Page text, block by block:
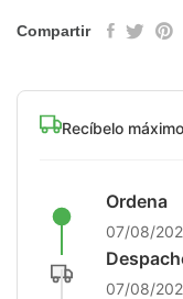
Compartir
Recíbelo
Ordena
07/08/
07/08/